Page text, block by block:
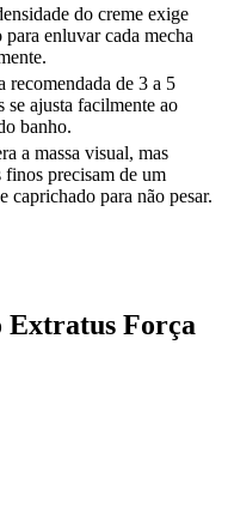
do creme exige
para enluvar cada mecha
recomendada de 3 a 5
se ajusta facilmente ao
banho.
a massa visual, mas
finos precisam de um
caprichado para não pesar.
Força